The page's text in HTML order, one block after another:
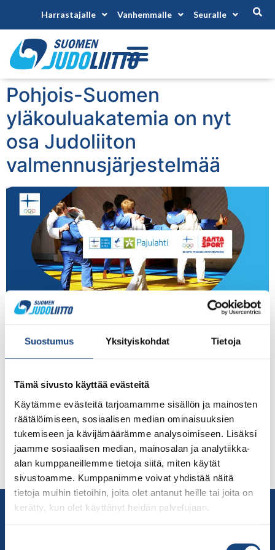
Suostumus Yksityiskohdat Tietoja
Tämä sivusto käyttää evästeitä
Käytämme evästeitä tarjoamamme sisällön ja mainosten
räätälöimiseen, sosiaalisen median ominaisuuksien
tukemiseen ja kävijämäärämme analysoimiseen. Lisäksi
jaamme sosiaalisen median, mainosalan ja analytiikka-
alan kumppaneillemme tietoja siitä, miten käytät
sivustoamme. Kumppanimme voivat yhdistää näitä
tietoja muihin tietoihin, joita olet antanut heille tai joita on
kerätty, kun olet käyttänyt heidän palvelujaan.
Harrastajalle Vanhemmalle Seuralle
Pohjois-Suomen
yläkouluakatemia on nyt
osa Judoliiton
valmennusjärjestelmää
Pohjois-Suomen yläkouluakatemia on osa Judoliiton
on osa usean lajin valmennusjärjestelmää ja urheilijan
polkua. Lajin määrittelemien valmennuslinjausten
valmennuksessa. Nuorille urheilijoille tämä tarkoittaa
lajivalmentautumisen rinnalla monipuolisten taito- ja
fyysisten ominaisuuksien harjoittelua, urheilijoiden
elämäntaitojen, kuten ravitsemuksen, psyykkisten
taitojen ja urheilijan terveyteen liittyvien taitojen
kerryttämistä, sekä tuen tarjoamista urheilijan
kaksoisuraan ja opiskelutaitoihin. […]
Yhteystiedot